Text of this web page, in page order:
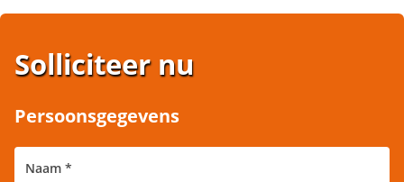
Solliciteer nu
Persoonsgegevens